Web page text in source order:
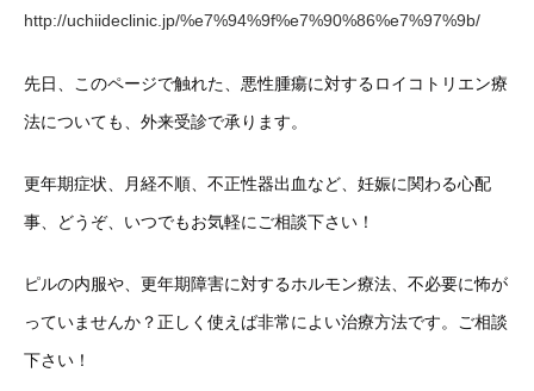
http://uchiideclinic.jp/%e7%94%9f%e7%90%86%e7%97%9b/
先日、このページで触れた、悪性腫瘍に対するロイコトリエン療
法についても、外来受診で承ります。
更年期症状、月経不順、不正性器出血など、妊娠に関わる心配
事、どうぞ、いつでもお気軽にご相談下さい！
ピルの内服や、更年期障害に対するホルモン療法、不必要に怖が
っていませんか？正しく使えば非常によい治療方法です。ご相談
下さい！